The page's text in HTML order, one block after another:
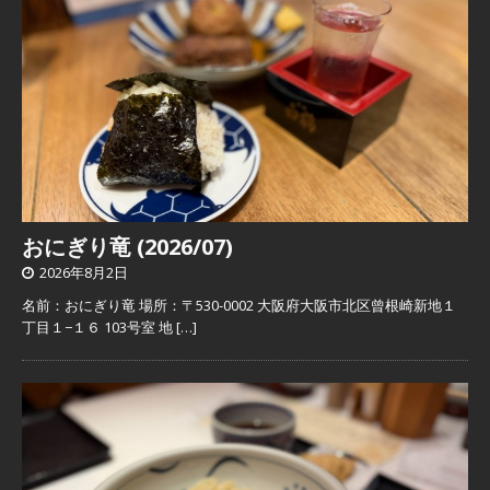
おにぎり竜 (2026/07)
2026年8月2日
名前：おにぎり竜 場所：〒530-0002 大阪府大阪市北区曾根崎新地１
丁目１−１６ 103号室 地[…]